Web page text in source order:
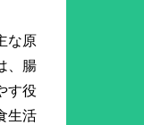
な原
、腸
す役
生活